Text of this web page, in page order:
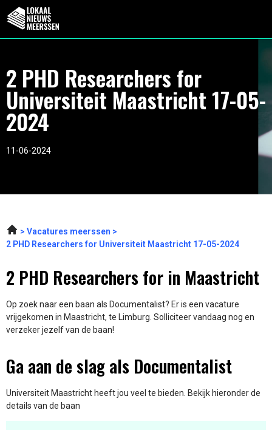
2 PHD Researchers for
Universiteit Maastricht 17-05-
2024
11-06-2024
Vacatures meerssen
2 PHD Researchers for Universiteit Maastricht 17-05-2024
2 PHD Researchers for in Maastricht
Op zoek naar een baan als Documentalist? Er is een vacature
vrijgekomen in Maastricht, te Limburg. Solliciteer vandaag nog en
verzeker jezelf van de baan!
Ga aan de slag als Documentalist
Universiteit Maastricht heeft jou veel te bieden. Bekijk hieronder de
details van de baan